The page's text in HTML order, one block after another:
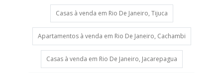
Casas à venda em Rio De Janeiro, Tijuca
Apartamentos à venda em Rio De Janeiro, Cachambi
Casas à venda em Rio De Janeiro, Jacarepagua